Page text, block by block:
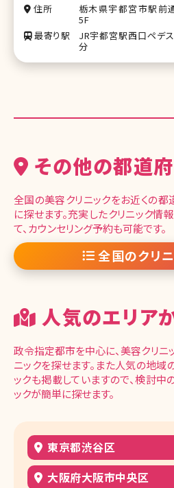
住所
栃木県宇都宮市駅前
5F
最寄り駅
JR宇都宮駅西口ペデ
分
その他の都道
全国の美容クリニックをお近くの
に探せます。充実したクリニック情
て、カウンセリング予約も可能です。
全国のクリ
人気のエリア
政令指定都市を中心に、美容クリニ
ニックを探せます。また人気の地域
ックも掲載していますので、検討中
ックが簡単に探せます。
東京都渋谷区
大阪府大阪市中央区